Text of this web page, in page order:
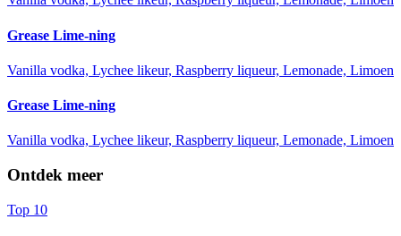
Grease Lime-ning
Vanilla vodka, Lychee likeur, Raspberry liqueur, Lemonade, Limoen
Grease Lime-ning
Vanilla vodka, Lychee likeur, Raspberry liqueur, Lemonade, Limoen
Ontdek meer
Top 10